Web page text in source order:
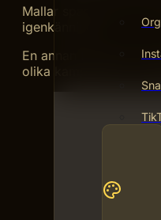
Mallar sparar tid och
igenkänning.
En annan fördel är att
olika kampanjer och